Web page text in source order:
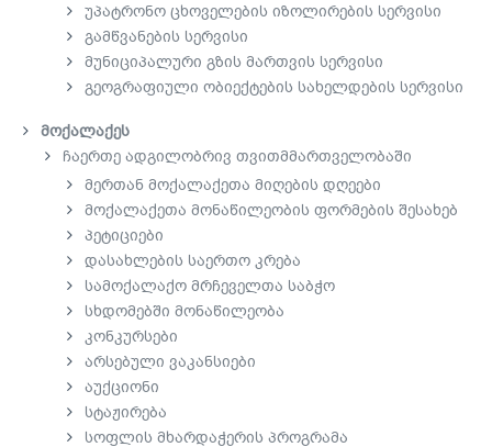
უპატრონო ცხოველების იზოლირების სერვისი
გამწვანების სერვისი
მუნიციპალური გზის მართვის სერვისი
გეოგრაფიული ობიექტების სახელდების სერვისი
მოქალაქეს
ჩაერთე ადგილობრივ თვითმმართველობაში
მერთან მოქალაქეთა მიღების დღეები
მოქალაქეთა მონაწილეობის ფორმების შესახებ
პეტიციები
დასახლების საერთო კრება
სამოქალაქო მრჩეველთა საბჭო
სხდომებში მონაწილეობა
კონკურსები
არსებული ვაკანსიები
აუქციონი
სტაჟირება
სოფლის მხარდაჭერის პროგრამა